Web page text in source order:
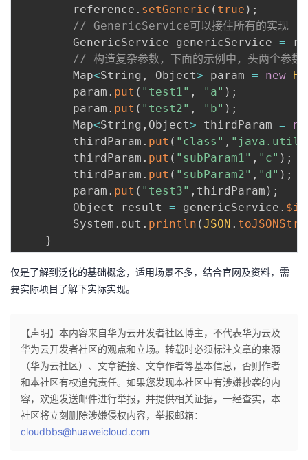
        reference
. setGeneric ( true ) ;
// GenericService可以接住所有的实现
        GenericService genericService
=
// 构造复杂参数，下面的示例中，头两个参
        Map
<String , Object> param = new
        param
. put ( "test1" , "a" ) ;
        param
. put ( "test2" , "b" ) ;
        Map
<String , Object> thirdParam =
        thirdParam
. put ( "class" ,
        thirdParam
. put ( "subParam1" , "c" ) ;
        thirdParam
. put ( "subParam2" , "d" ) ;
        param
. put ( "test3" , thirdParam ) ;
        Object result
= genericService .
        System
. out . println (JSON .
}
仅是了解到泛化的基础概念，适用场景不多，结合官网及资料，需
要实际项目了解下实际实现。
【声明】本内容来自华为云开发者社区博主，不代表华为云及
华为云开发者社区的观点和立场。转载时必须标注文章的来源
（华为云社区）、文章链接、文章作者等基本信息，否则作者
和本社区有权追究责任。如果您发现本社区中有涉嫌抄袭的内
容，欢迎发送邮件进行举报，并提供相关证据，一经查实，本
社区将立刻删除涉嫌侵权内容，举报邮箱：
cloudbbs@huaweicloud.com